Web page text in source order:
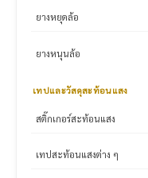
ยางหยุดล้อ
ยางหนุนล้อ
เทปและวัสดุสะท้อนแสง
สติ๊กเกอร์สะท้อนแสง
เทปสะท้อนแสงต่าง ๆ